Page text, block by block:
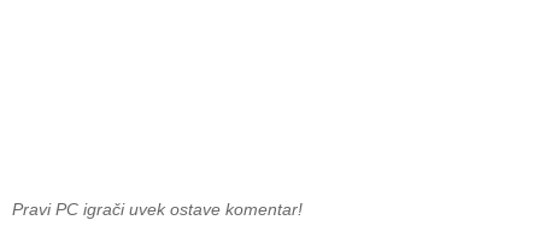
Pravi PC igrači uvek ostave komentar!